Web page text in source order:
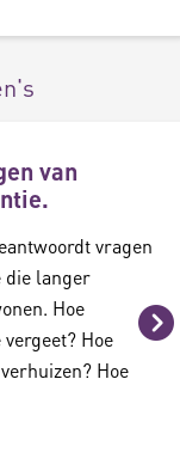
van
vragen
die langer
Hoe
Hoe
Hoe